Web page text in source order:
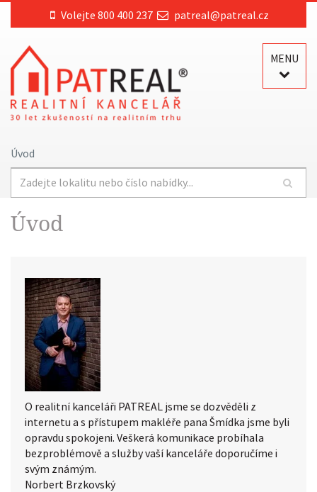
Volejte 800 400 237 patreal@patreal.cz
MENU
Úvod
Úvod
O realitní kanceláři PATREAL jsme se dozvěděli z
internetu a s přístupem makléře pana Šmídka jsme byli
opravdu spokojeni. Veškerá komunikace probíhala
bezproblémově a služby vaší kanceláře doporučíme i
svým známým.
Norbert Brzkovský